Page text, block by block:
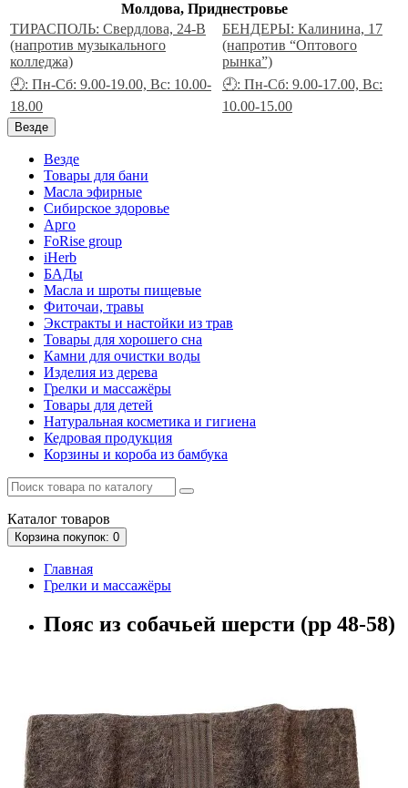
Молдова, Приднестровье
ТИРАСПОЛЬ: Свердлова, 24-В
(напротив музыкального
колледжа)
БЕНДЕРЫ: Калинина, 17
(напротив “Оптового
рынка”)
🕘: Пн-Сб: 9.00-19.00, Вс: 10.00-
18.00
🕘: Пн-Сб: 9.00-17.00, Вс:
10.00-15.00
Везде
Везде
Товары для бани
Масла эфирные
Сибирское здоровье
Арго
FoRise group
iHerb
БАДы
Масла и шроты пищевые
Фиточаи, травы
Экстракты и настойки из трав
Товары для хорошего сна
Камни для очистки воды
Изделия из дерева
Грелки и массажёры
Товары для детей
Натуральная косметика и гигиена
Кедровая продукция
Корзины и короба из бамбука
Каталог товаров
Корзинапокупок: 0
Главная
Грелки и массажёры
Пояс из собачьей шерсти (рр 48-58)